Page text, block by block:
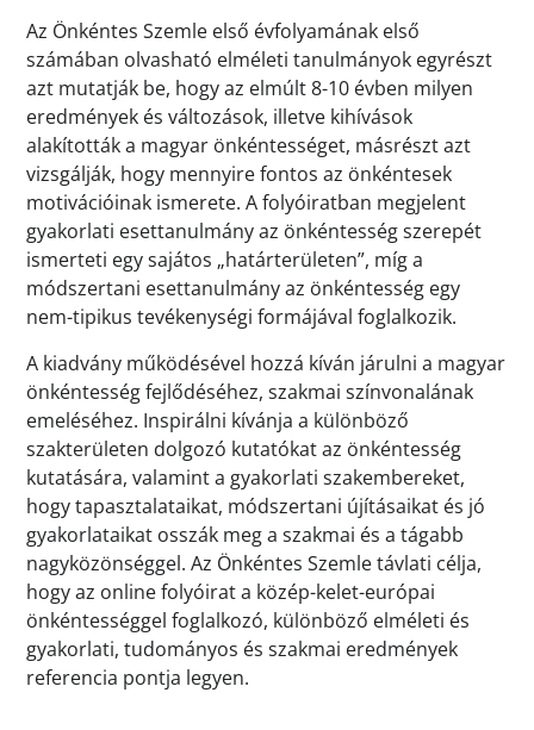
Az Önkéntes Szemle első évfolyamának első
számában olvasható elméleti tanulmányok egyrészt
azt mutatják be, hogy az elmúlt 8-10 évben milyen
eredmények és változások, illetve kihívások
alakították a magyar önkéntességet, másrészt azt
vizsgálják, hogy mennyire fontos az önkéntesek
motivációinak ismerete. A folyóiratban megjelent
gyakorlati esettanulmány az önkéntesség szerepét
ismerteti egy sajátos „határterületen”, míg a
módszertani esettanulmány az önkéntesség egy
nem-tipikus tevékenységi formájával foglalkozik.
A kiadvány működésével hozzá kíván járulni a magyar
önkéntesség fejlődéséhez, szakmai színvonalának
emeléséhez. Inspirálni kívánja a különböző
szakterületen dolgozó kutatókat az önkéntesség
kutatására, valamint a gyakorlati szakembereket,
hogy tapasztalataikat, módszertani újításaikat és jó
gyakorlataikat osszák meg a szakmai és a tágabb
nagyközönséggel. Az Önkéntes Szemle távlati célja,
hogy az online folyóirat a közép-kelet-európai
önkéntességgel foglalkozó, különböző elméleti és
gyakorlati, tudományos és szakmai eredmények
referencia pontja legyen.